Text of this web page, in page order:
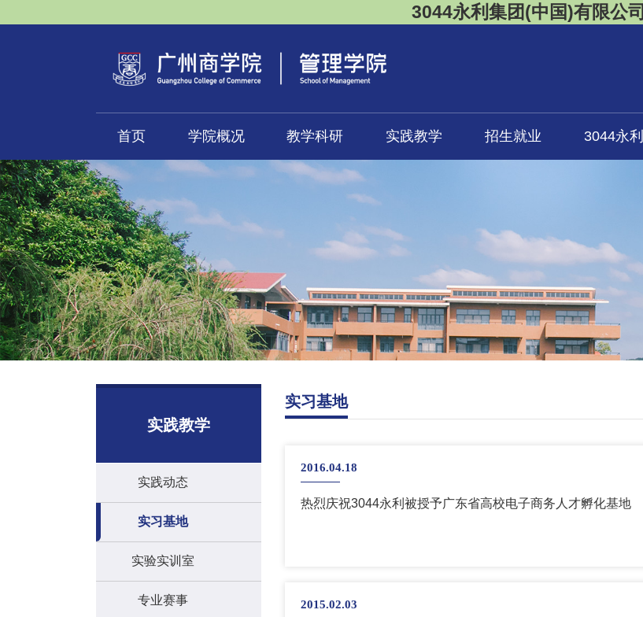
3044永利集团(中国)有限公司
首页 学院概况 教学科研 实践教学 招生就业 3044永利
实践教学
实践动态
实习基地
实验实训室
专业赛事
实习基地
2016.04.18
热烈庆祝3044永利被授予广东省高校电子商务人才孵化基地
2015.02.03